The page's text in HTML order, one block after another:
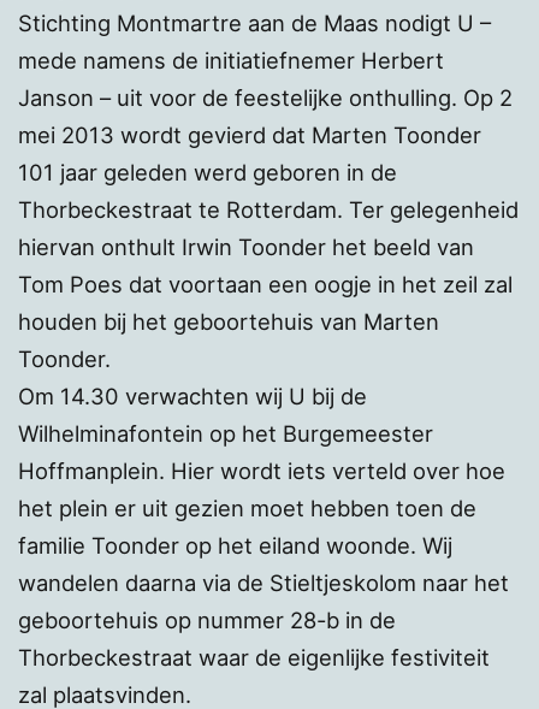
Stichting Montmartre aan de Maas nodigt U –
mede namens de initiatiefnemer Herbert
Janson – uit voor de feestelijke onthulling. Op 2
mei 2013 wordt gevierd dat Marten Toonder
101 jaar geleden werd geboren in de
Thorbeckestraat te Rotterdam. Ter gelegenheid
hiervan onthult Irwin Toonder het beeld van
Tom Poes dat voortaan een oogje in het zeil zal
houden bij het geboortehuis van Marten
Toonder.
Om 14.30 verwachten wij U bij de
Wilhelminafontein op het Burgemeester
Hoffmanplein. Hier wordt iets verteld over hoe
het plein er uit gezien moet hebben toen de
familie Toonder op het eiland woonde. Wij
wandelen daarna via de Stieltjeskolom naar het
geboortehuis op nummer 28-b in de
Thorbeckestraat waar de eigenlijke festiviteit
zal plaatsvinden.